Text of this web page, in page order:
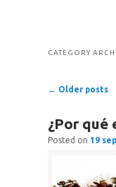
CATEGORY
Post
← Older posts
¿Por qué
Posted on 19